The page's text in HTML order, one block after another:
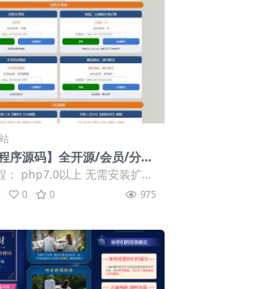
程序源码】全开源/会员/分
销
： php7.0以上 无需安装扩展
目录为public 完事直接...
0 0 975